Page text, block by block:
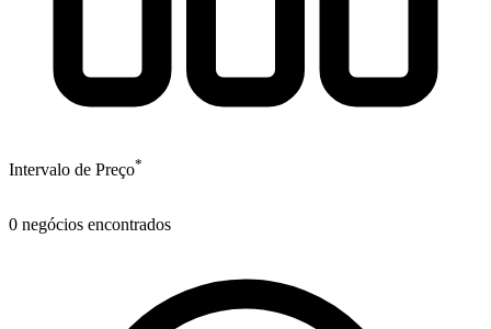
Intervalo de Preço*
0 negócios encontrados